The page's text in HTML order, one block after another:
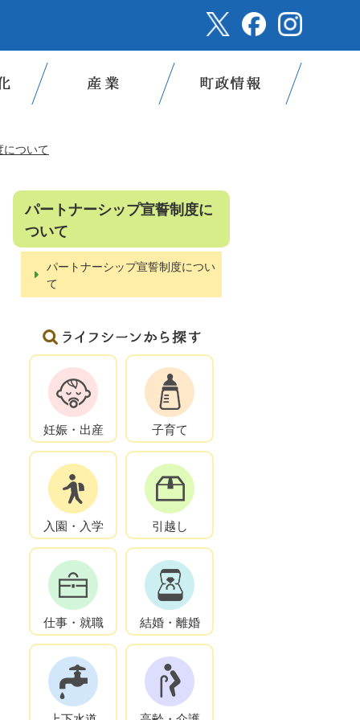
について
パートナーシップ宣誓制度に
ついて
パートナーシップ宣誓制度につい
て
妊娠・出産 子育て
入園・入学 引越し
仕事・就職 結婚・離婚